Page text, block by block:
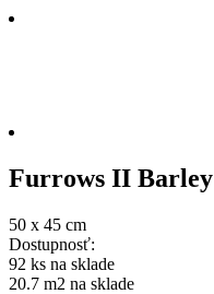
Furrows II Barley
50 x 45 cm
Dostupnosť:
92 ks na sklade
20.7 m2 na sklade